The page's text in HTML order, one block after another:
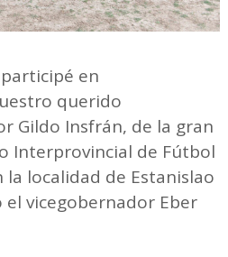
en
querido
Gildo Insfrán, de la gran
Interprovincial de Fútbol
la localidad de Estanislao
el vicegobernador Eber